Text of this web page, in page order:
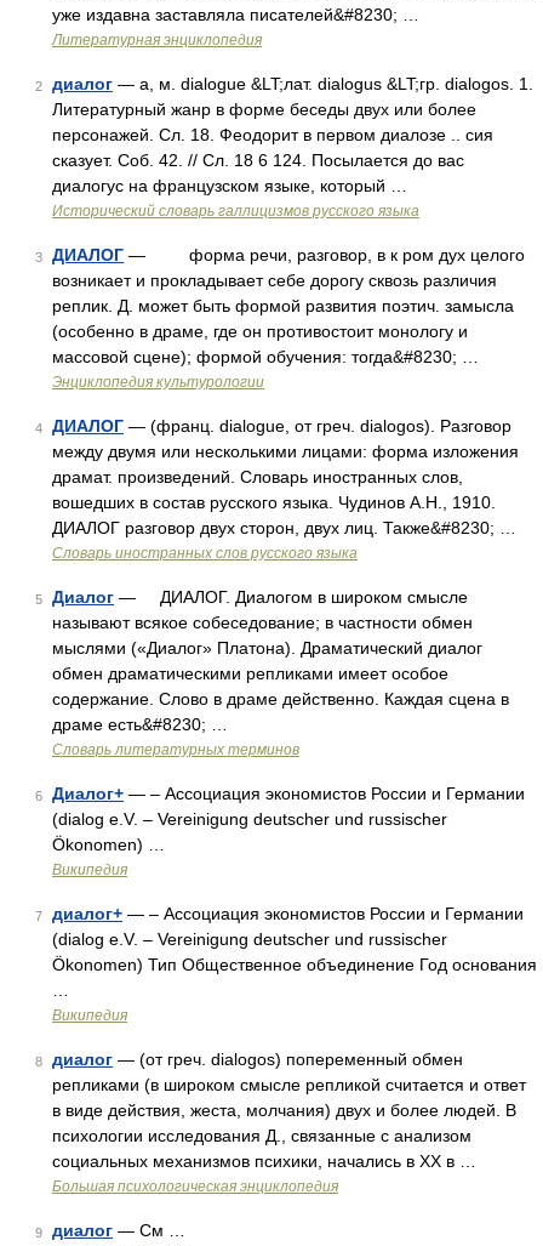
уже издавна заставляла писателей&#8230; …
Литературная энциклопедия
2 диалог — а, м. dialogue &LT;лат. dialogus &LT;гр. dialogos. 1.
Литературный жанр в форме беседы двух или более
персонажей. Сл. 18. Феодорит в первом диалозе .. сия
сказует. Соб. 42. // Сл. 18 6 124. Посылается до вас
диалогус на французском языке, который …
Исторический словарь галлицизмов русского языка
3 ДИАЛОГ — форма речи, разговор, в к ром дух целого
возникает и прокладывает себе дорогу сквозь различия
реплик. Д. может быть формой развития поэтич. замысла
(особенно в драме, где он противостоит монологу и
массовой сцене); формой обучения: тогда&#8230; …
Энциклопедия культурологии
4 ДИАЛОГ — (франц. dialogue, от греч. dialogos). Разговор
между двумя или несколькими лицами: форма изложения
драмат. произведений. Словарь иностранных слов,
вошедших в состав русского языка. Чудинов А.Н., 1910.
ДИАЛОГ разговор двух сторон, двух лиц. Также&#8230; …
Словарь иностранных слов русского языка
5 Диалог — ДИАЛОГ. Диалогом в широком смысле
называют всякое собеседование; в частности обмен
мыслями («Диалог» Платона). Драматический диалог
обмен драматическими репликами имеет особое
содержание. Слово в драме действенно. Каждая сцена в
драме есть&#8230; …
Словарь литературных терминов
6 Диалог+ — – Ассоциация экономистов России и Германии
(dialog e.V. – Vereinigung deutscher und russischer
Ökonomen) …
Википедия
7 диалог+ — – Ассоциация экономистов России и Германии
(dialog e.V. – Vereinigung deutscher und russischer
Ökonomen) Тип Общественное объединение Год основания
Википедия
8 диалог — (от греч. dialogos) попеременный обмен
репликами (в широком смысле репликой считается и ответ
в виде действия, жеста, молчания) двух и более людей. В
психологии исследования Д., связанные с анализом
социальных механизмов психики, начались в ХХ в …
Большая психологическая энциклопедия
9 диалог — См …